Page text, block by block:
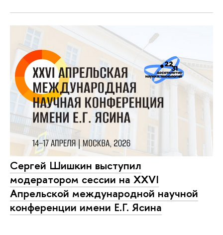
Сергей Шишкин выступил
модератором сессии на XXVI
Апрельской международной научной
конференции имени Е.Г. Ясина